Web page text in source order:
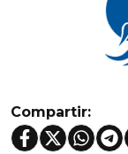
Compartir: